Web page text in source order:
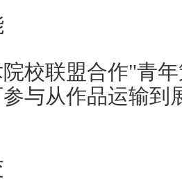
校联盟合作"青
与从作品运输到